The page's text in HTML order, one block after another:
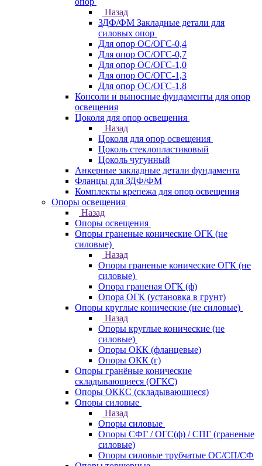
Назад
ЗДФ/ФМ Закладные детали для
силовых опор
Для опор ОС/ОГС-0,4
Для опор ОС/ОГС-0,7
Для опор ОС/ОГС-1,0
Для опор ОС/ОГС-1,3
Для опор ОС/ОГС-1,8
Консоли и выносные фундаменты для опор
освещения
Цоколя для опор освещения
Назад
Цоколя для опор освещения
Цоколь стеклопластиковый
Цоколь чугунный
Анкерные закладные детали фундамента
Фланцы для ЗДФ/ФМ
Комплекты крепежа для опор освещения
Опоры освещения
Назад
Опоры освещения
Опоры граненые конические ОГК (не
силовые)
Назад
Опоры граненые конические ОГК (не
силовые)
Опора граненая ОГК (ф)
Опора ОГК (установка в грунт)
Опоры круглые конические (не силовые)
Назад
Опоры круглые конические (не
силовые)
Опоры ОКК (фланцевые)
Опоры ОКК (г)
Опоры гранёные конические
складывающиеся (ОГКС)
Опоры ОККС (складывающиеся)
Опоры силовые
Назад
Опоры силовые
Опоры СФГ / ОГС(ф) / СПГ (граненые
силовые)
Опоры силовые трубчатые ОС/СП/СФ